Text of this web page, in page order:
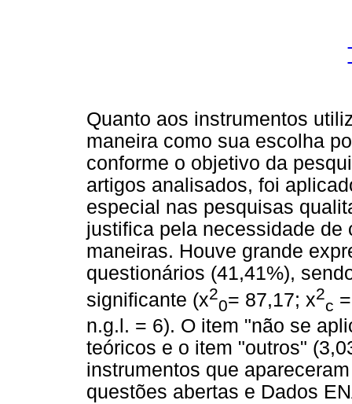
Quanto aos instrumentos
maneira como sua escolha
conforme o objetivo da
artigos analisados, foi
especial nas pesquisas
justifica pela necessidade de
maneiras. Houve grande
questionários (41,41%),
significante (x2
0= 87,17; x2
c
n.g.l. = 6). O item "não se
teóricos e o item "outros"
instrumentos que
questões abertas e Dados